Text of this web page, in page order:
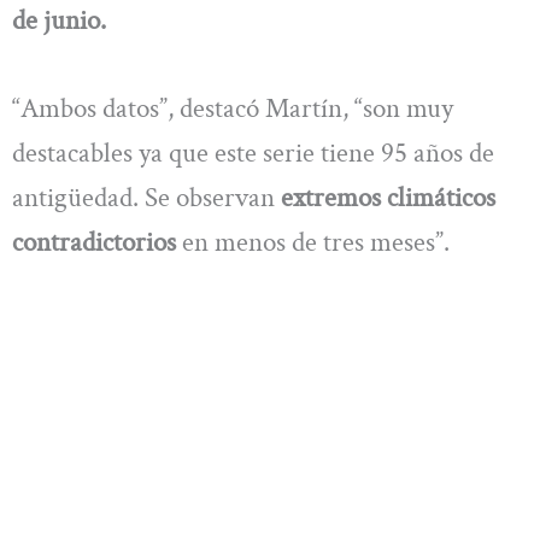
de junio.
“Ambos datos”, destacó Martín, “son muy
destacables ya que este serie tiene 95 años de
antigüedad. Se observan extremos climáticos
contradictoriosen menos de tres meses”.